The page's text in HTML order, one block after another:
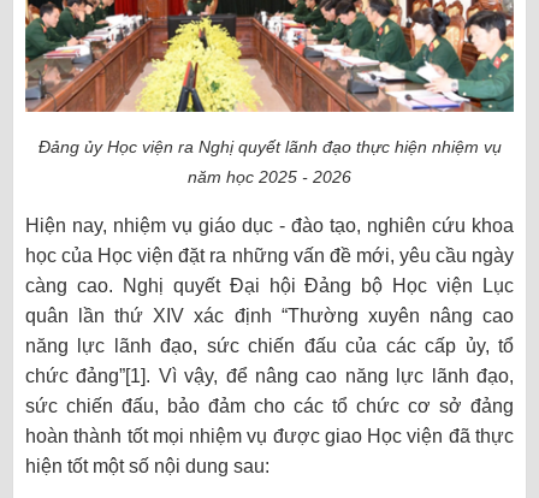
Đảng ủy Học viện ra Nghị quyết lãnh đạo thực hiện nhiệm vụ
năm học 2025 - 2026
Hiện nay, nhiệm vụ giáo dục - đào tạo, nghiên cứu khoa
học của Học viện đặt ra những vấn đề mới, yêu cầu ngày
càng cao. Nghị quyết Đại hội Đảng bộ Học viện Lục
quân lần thứ XIV xác định “Thường xuyên nâng cao
năng lực lãnh đạo, sức chiến đấu của các cấp ủy, tổ
chức đảng”[1]. Vì vậy, để nâng cao năng lực lãnh đạo,
sức chiến đấu, bảo đảm cho các tổ chức cơ sở đảng
hoàn thành tốt mọi nhiệm vụ được giao Học viện đã thực
hiện tốt một số nội dung sau: